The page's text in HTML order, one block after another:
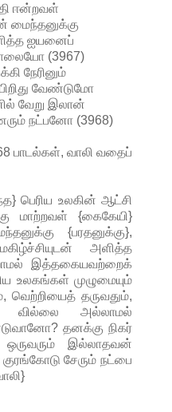
ஈன்றவள்
மைந்தனுக்கு
ஐயனைப்
(3967)
நேரினும்
வேண்டுமோ
வேறு இலான்
நட்பனோ (3968)
பாடல்கள், வாலி வதைப்
பெரிய உலகின் ஆட்சி
மாற்றவள் {கைகேயி}
{பரதனுக்கு},
அளித்த
இத்தகையவற்றைக்
உலகங்கள் முழுமையும்
வெற்றியைத் தருவதும்,
வில்லை அல்லாமல்
தனக்கு நிகர்
இல்லாதவன்
குரங்கோடு சேரும் நட்பை